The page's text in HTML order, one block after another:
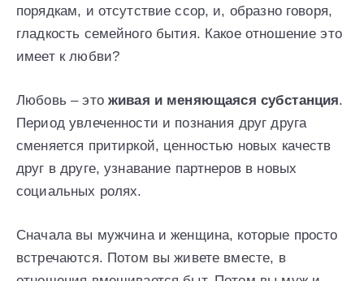
порядкам, и отсутствие ссор, и, образно говоря,
гладкость семейного бытия. Какое отношение это
имеет к любви?
Любовь – это живая и меняющаяся субстанция.
Период увлеченности и познания друг друга
сменяется притиркой, ценностью новых качеств
друг в друге, узнавание партнеров в новых
социальных ролях.
Сначала вы мужчина и женщина, которые просто
встречаются. Потом вы живете вместе, в